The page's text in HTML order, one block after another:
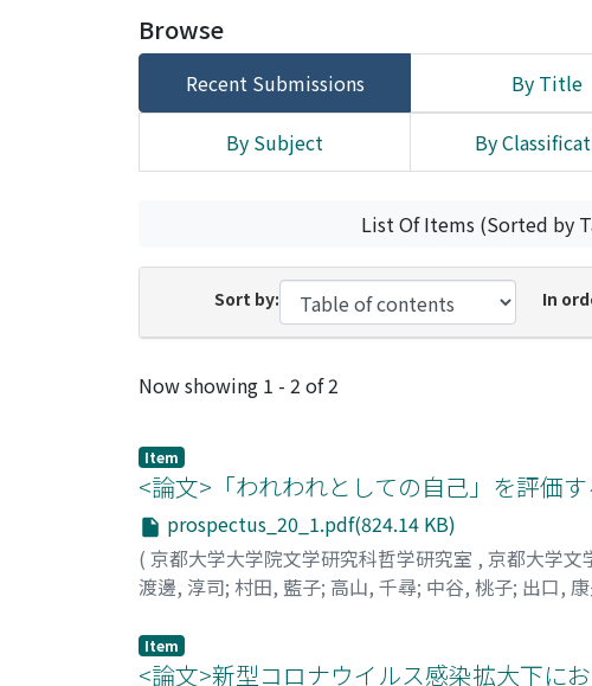
Browse
Recent Submissions By Title
By Subject By
List Of Items (Sorted by
Sort by: In
Recent Submissions
Now showing 1 - 2 of 2
Item
<論文>「われわれとしての自己」を評価
prospectus_20_1.pdf(824.14 KB)
( 京都大学大学院文学研究科哲学研究室 , 京都大学文
渡邊, 淳司; 村田, 藍子; 高山, 千尋; 中谷, 桃子; 出口,
Item
<論文>新型コロナウイルス感染拡大下に